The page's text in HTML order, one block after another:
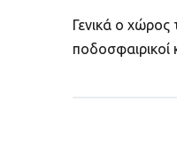
Γενικά ο χώρος
ποδοσφαιρικοί